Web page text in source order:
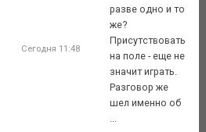
Сегодня 11:48
разве одно и то
же?
Присутствовать
на поле - еще не
значит играть.
Разговор же
шел именно об